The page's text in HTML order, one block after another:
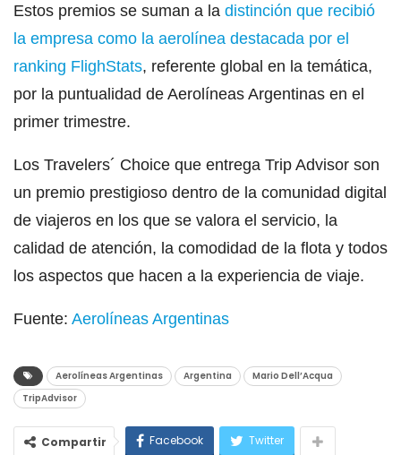
Estos premios se suman a la distinción que recibió
la empresa como la aerolínea destacada por el
ranking FlighStats, referente global en la temática,
por la puntualidad de Aerolíneas Argentinas en el
primer trimestre.
Los Travelers´ Choice que entrega Trip Advisor son
un premio prestigioso dentro de la comunidad digital
de viajeros en los que se valora el servicio, la
calidad de atención, la comodidad de la flota y todos
los aspectos que hacen a la experiencia de viaje.
Fuente: Aerolíneas Argentinas
Aerolíneas Argentinas Argentina
Mario Dell’Acqua
TripAdvisor
Compartir Facebook Twitter